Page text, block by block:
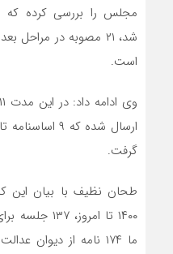
است.
گرفت.
۱۴۰۰ تا
ما ۱۷۴ نامه از